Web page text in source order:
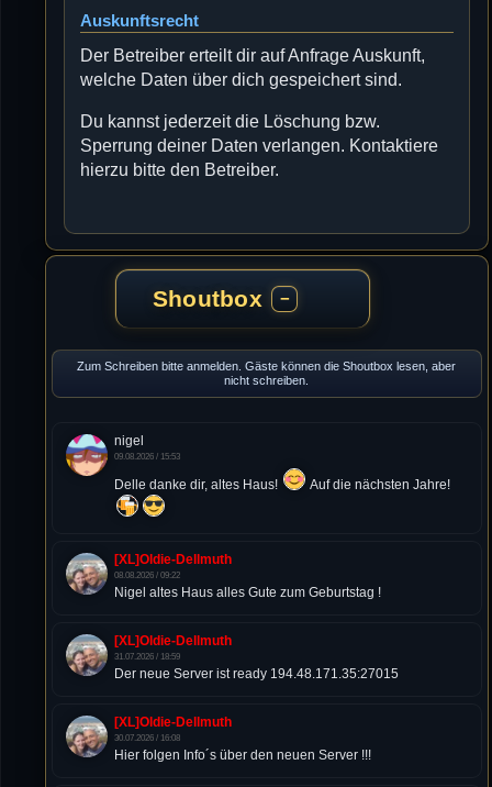
Auskunftsrecht
Der Betreiber erteilt dir auf Anfrage Auskunft,
welche Daten über dich gespeichert sind.
Du kannst jederzeit die Löschung bzw.
Sperrung deiner Daten verlangen. Kontaktiere
hierzu bitte den Betreiber.
Shoutbox −
Zum Schreiben bitte anmelden. Gäste können die Shoutbox lesen, aber
nicht schreiben.
nigel
09.08.2026 / 15:53
Delle danke dir, altes Haus! Auf die nächsten Jahre!
[XL]Oldie-Dellmuth
08.08.2026 / 09:22
Nigel altes Haus alles Gute zum Geburtstag !
[XL]Oldie-Dellmuth
31.07.2026 / 18:59
Der neue Server ist ready 194.48.171.35:27015
[XL]Oldie-Dellmuth
30.07.2026 / 16:08
Hier folgen Info´s über den neuen Server !!!